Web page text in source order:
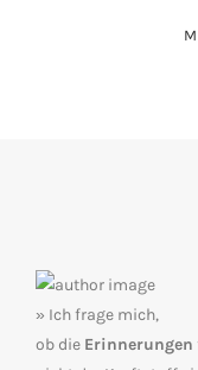
» Ich frage mich,
ob die Erinnerungen